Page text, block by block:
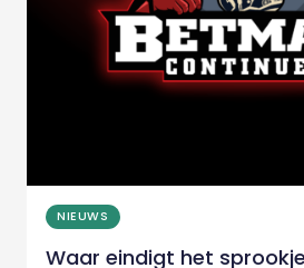
NIEUWS
Waar eindigt het